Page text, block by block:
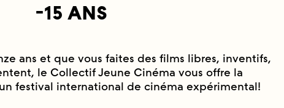
-15 ANS
ans et que vous faites des films libres, inventifs,
le Collectif Jeune Cinéma vous offre la
festival international de cinéma expérimental!